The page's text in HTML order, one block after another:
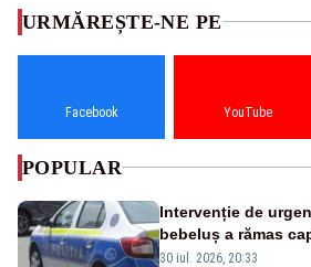
URMĂREȘTE-NE PE
Facebook YouTube
POPULAR
Intervenție de
bebeluș a rămas
din cauza unei
30 iul. 2026, 20:33